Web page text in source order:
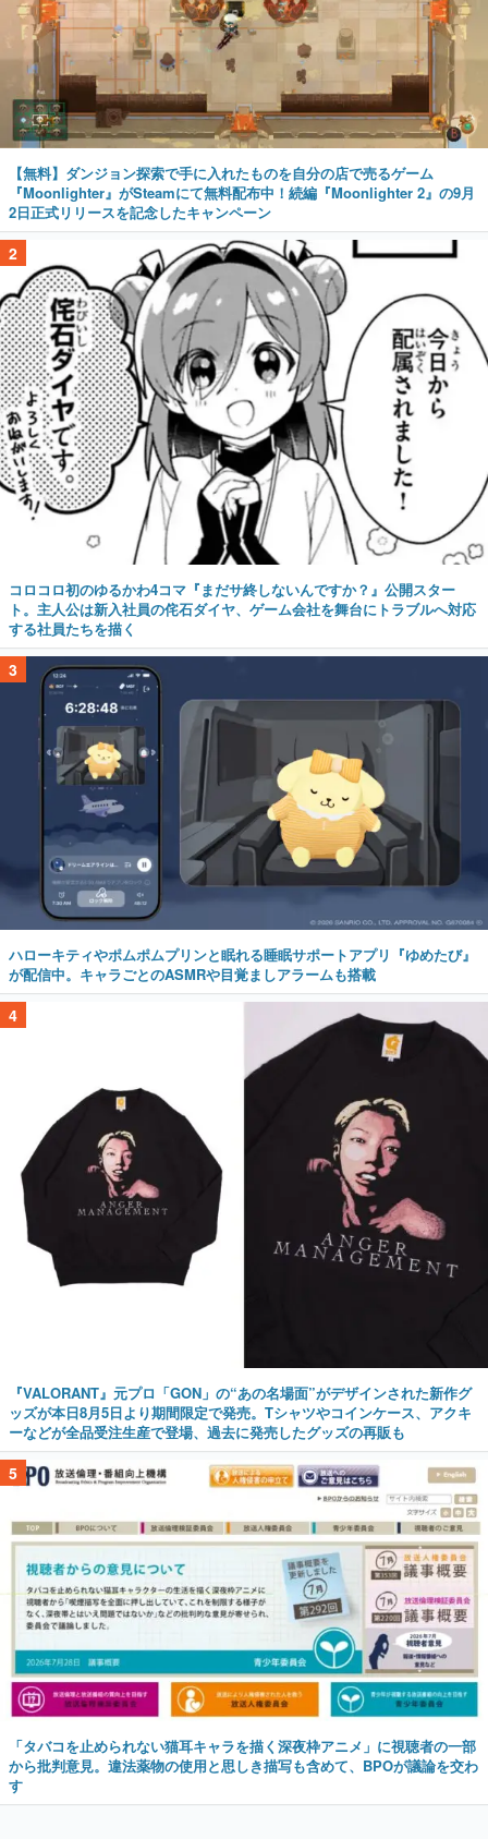
【無料】ダンジョン探索で手に入れたものを自分の店で売るゲーム
『Moonlighter』がSteamにて無料配布中！続編『Moonlighter 2』の9月
2日正式リリースを記念したキャンペーン
2
コロコロ初のゆるかわ4コマ『まだサ終しないんですか？』公開スター
ト。主人公は新入社員の侘石ダイヤ、ゲーム会社を舞台にトラブルへ対応
する社員たちを描く
3
ハローキティやポムポムプリンと眠れる睡眠サポートアプリ『ゆめたび』
が配信中。キャラごとのASMRや目覚ましアラームも搭載
4
『VALORANT』元プロ「GON」の“あの名場面”がデザインされた新作グ
ッズが本日8月5日より期間限定で発売。Tシャツやコインケース、アクキ
ーなどが全品受注生産で登場、過去に発売したグッズの再販も
5
「タバコを止められない猫耳キャラを描く深夜枠アニメ」に視聴者の一部
から批判意見。違法薬物の使用と思しき描写も含めて、BPOが議論を交わ
す